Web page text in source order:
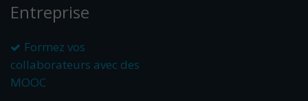
Entreprise
Formez vos
collaborateurs avec des
MOOC